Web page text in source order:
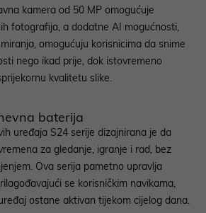
kamera od 50 MP omogućuje
fotografija, a dodatne AI mogućnosti,
omogućuju korisnicima da snime
nego ikad prije, dok istovremeno
kvalitetu slike.
baterija
uređaja S24 serije dizajnirana je da
za gledanje, igranje i rad, bez
Ova serija pametno upravlja
se korisničkim navikama,
ostane aktivan tijekom cijelog dana.